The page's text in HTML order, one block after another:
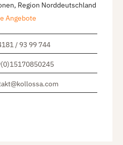
Region Norddeutschland
Angebote
/ 93 99 744